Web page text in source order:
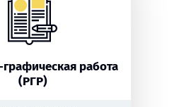
графическая работа
(РГР)